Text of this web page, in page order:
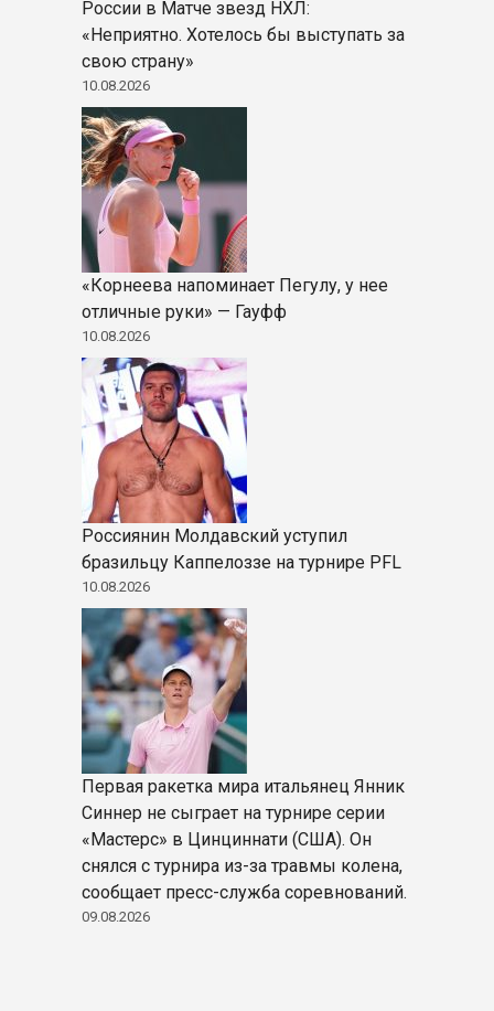
России в Матче звезд НХЛ:
«Неприятно. Хотелось бы выступать за
свою страну»
10.08.2026
«Корнеева напоминает Пегулу, у нее
отличные руки» — Гауфф
10.08.2026
Россиянин Молдавский уступил
бразильцу Каппелоззе на турнире PFL
10.08.2026
Первая ракетка мира итальянец Янник
Синнер не сыграет на турнире серии
«Мастерс» в Цинциннати (США). Он
снялся с турнира из-за травмы колена,
сообщает пресс-служба соревнований.
09.08.2026